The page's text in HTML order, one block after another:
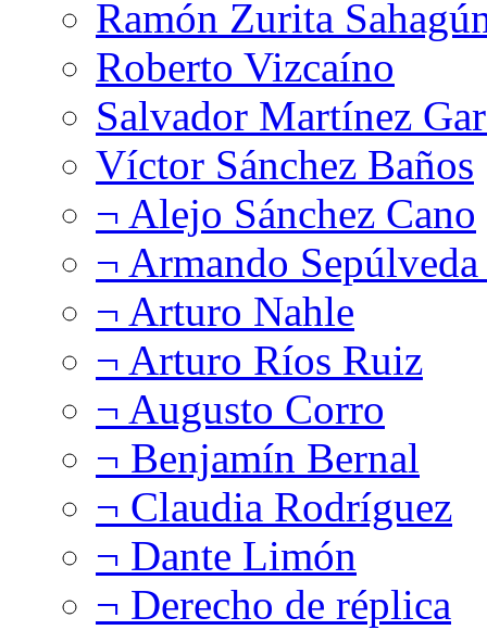
Ramón Zurita
Roberto Vizcaíno
Salvador Martínez
Víctor Sánchez Baños
¬ Alejo Sánchez Cano
¬ Armando
¬ Arturo Nahle
¬ Arturo Ríos Ruiz
¬ Augusto Corro
¬ Benjamín Bernal
¬ Claudia Rodríguez
¬ Dante Limón
¬ Derecho de réplica